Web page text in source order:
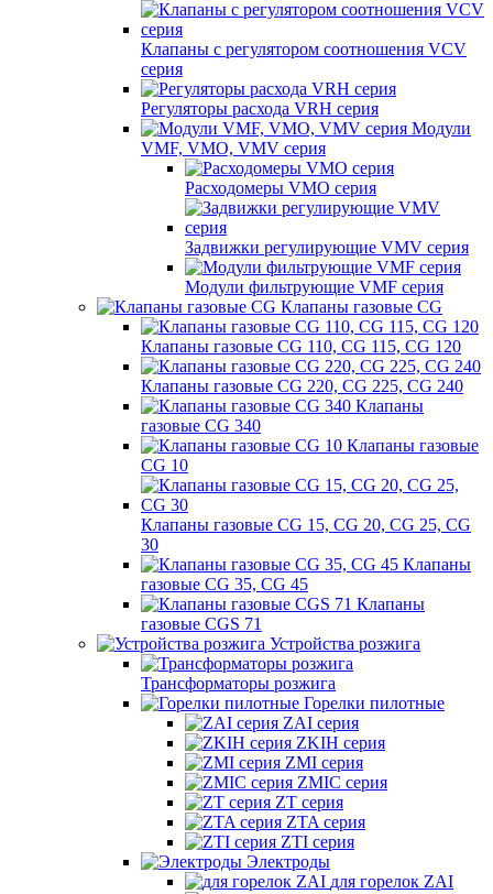
Клапаны с регулятором соотношения VCV
серия
Регуляторы расхода VRH серия
Модули
VMF, VMO, VMV серия
Расходомеры VMO серия
Задвижки регулирующие VMV серия
Модули фильтрующие VMF серия
Клапаны газовые CG
Клапаны газовые CG 110, CG 115, CG 120
Клапаны газовые CG 220, CG 225, CG 240
Клапаны
газовые CG 340
Клапаны газовые
CG 10
Клапаны газовые CG 15, CG 20, CG 25, CG
30
Клапаны
газовые CG 35, CG 45
Клапаны
газовые CGS 71
Устройства розжига
Трансформаторы розжига
Горелки пилотные
ZAI серия
ZKIH серия
ZMI серия
ZMIC серия
ZT серия
ZTA серия
ZTI серия
Электроды
для горелок ZAI